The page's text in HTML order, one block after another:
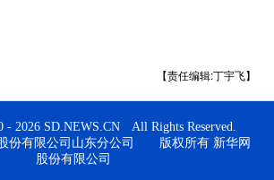
【责任编辑:丁宇飞】
- 2026 SD.NEWS.CN All Rights Reserved.
份有限公司山东分公司 版权所有 新华网
股份有限公司